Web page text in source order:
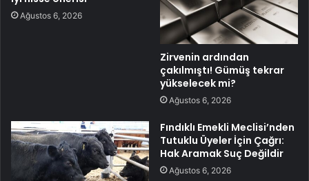
Ağustos 6, 2026
Zirvenin ardından
çakılmıştı! Gümüş tekrar
yükselecek mi?
Ağustos 6, 2026
Fındıklı Emekli Meclisi’nden
Tutuklu Üyeler İçin Çağrı:
Hak Aramak Suç Değildir
Ağustos 6, 2026